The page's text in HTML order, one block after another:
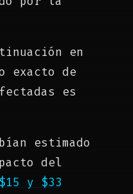
en
exacto de
es
estimado
del
$15 y $33